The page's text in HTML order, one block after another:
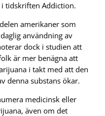
tidskriften Addiction.
amerikaner som
användning av
dock i studien att
är mer benägna att
i takt med att den
denna substans ökar.
medicinsk eller
även om det